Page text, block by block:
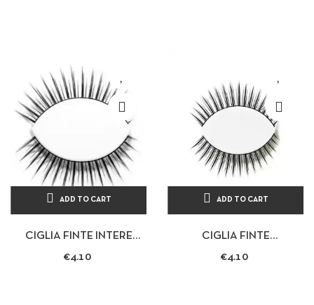
ADD TO CART
CIGLIA FINTE INTERE
PROFESSIONALI MODELLO
€4.10
ADD TO CART
CIGLIA FINTE
PROFESSIONALI CON
€4.10